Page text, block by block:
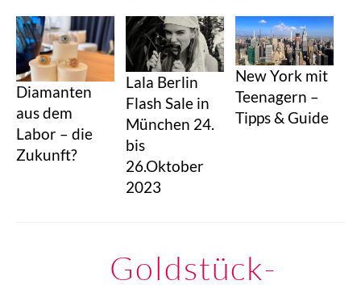
Diamanten
aus dem
Labor – die
Zukunft?
Lala Berlin
Flash Sale in
München 24.
bis
26.Oktober
2023
New York mit
Teenagern –
Tipps & Guide
Goldstück-